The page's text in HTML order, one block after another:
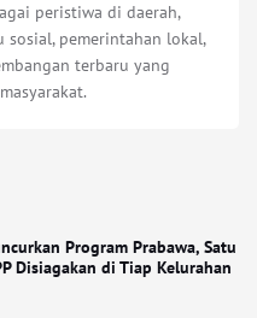
peristiwa di daerah,
sosial, pemerintahan lokal,
terbaru yang
Program Prabawa, Satu
Disiagakan di Tiap Kelurahan